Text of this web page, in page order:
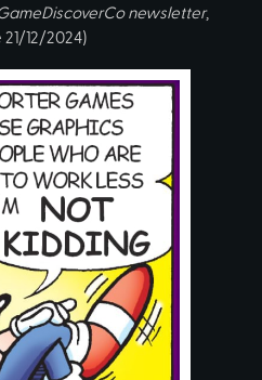
newsletter,
12/2024)